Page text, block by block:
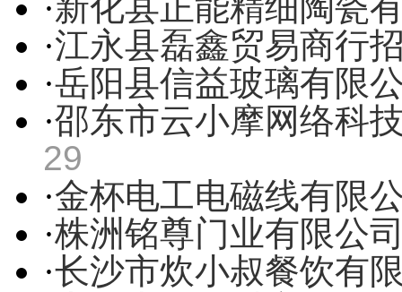
·江永县磊鑫贸易商行
·岳阳县信益玻璃有限
·邵东市云小摩网络科
29
·金杯电工电磁线有限
·株洲铭尊门业有限公
·长沙市炊小叔餐饮有